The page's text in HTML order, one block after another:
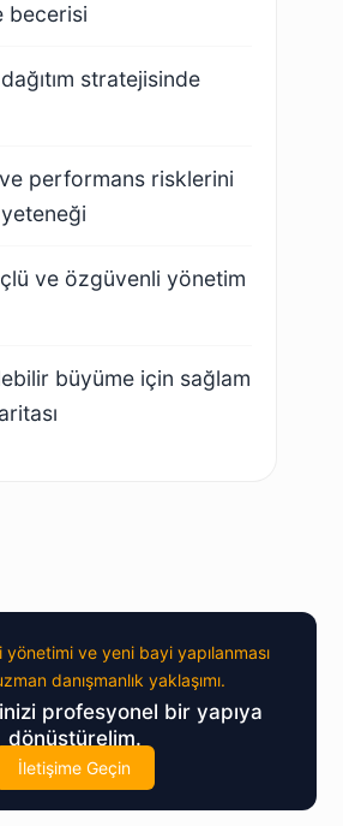
becerisi
stratejisinde
performans risklerini
ve özgüvenli yönetim
büyüme için sağlam
yönetimi ve yeni bayi yapılanması
danışmanlık yaklaşımı.
profesyonel bir yapıya
dönüştürelim.
İletişime Geçin